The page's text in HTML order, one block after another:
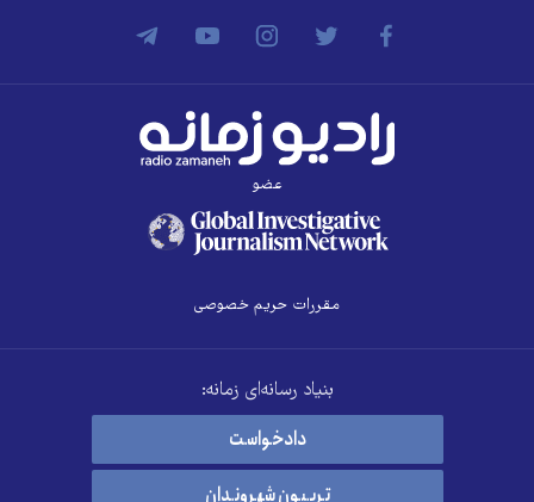
عضو
مقررات حریم خصوصی
بنیاد رسانه‌ای زمانه:
دادخواست
تریبون شهروندان